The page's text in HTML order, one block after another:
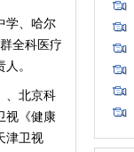
学、哈尔
全科医疗
。
、北京科
视《健康
津卫视
程度